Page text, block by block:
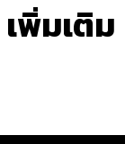
พิ่มเติม